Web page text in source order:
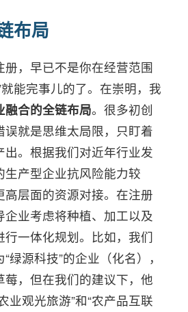
布局
册，早已不是你在经营范围
就能完事儿的了。在崇明，我
融合的全链布局。很多初创
误就是思维太局限，只盯着
出。根据我们对近年行业发
生产型企业抗风险能力较
高层面的资源对接。在注册
企业考虑将种植、加工以及
行一体化规划。比如，我们
绿源科技”的企业（化名），
莓，但在我们的建议下，他
业观光旅游”和“农产品互联